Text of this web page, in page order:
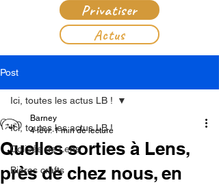
Privatiser
Actus
Post
Ici, toutes les actus LB !
Colisée de Lens
Bières crafts
Ici, toutes les actus LB !
Quelles sorties à Lens,
près de chez nous, en
Barney
4 févr. 1 min de lecture